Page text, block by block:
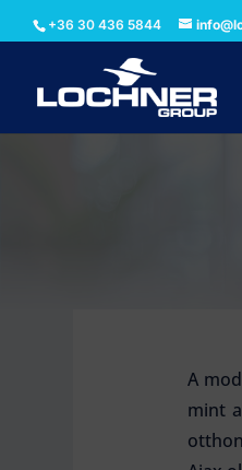
+36 30 436 5844
A
mint